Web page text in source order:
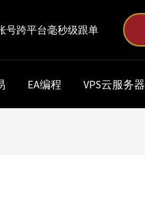
号跨平台毫秒级跟单
EA编程 VPS云服务器